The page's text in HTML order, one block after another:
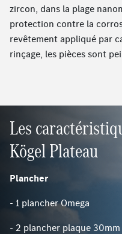
zircon, dans la plage
protection contre la
revêtement appliqué par
rinçage, les pièces sont
Les
Kögel Plateau
Plancher
- 1 plancher Omega
- 2 plancher plaque 30mm